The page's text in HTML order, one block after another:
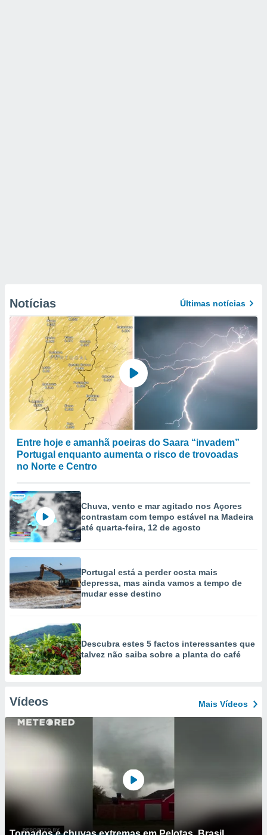
Notícias Últimas notícias
Entre hoje e amanhã poeiras do Saara “invadem”
Portugal enquanto aumenta o risco de trovoadas
no Norte e Centro
Chuva, vento e mar agitado nos Açores
contrastam com tempo estável na Madeira
até quarta-feira, 12 de agosto
Portugal está a perder costa mais
depressa, mas ainda vamos a tempo de
mudar esse destino
Descubra estes 5 factos interessantes que
talvez não saiba sobre a planta do café
Vídeos Mais Vídeos